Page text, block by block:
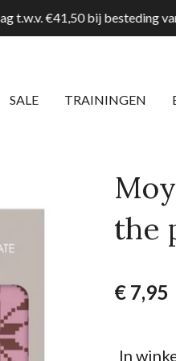
t.w.v. €41,50 bij besteding
SALE TRAININGEN
the
€ 7,95
In